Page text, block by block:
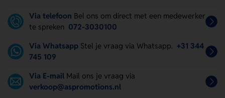
Via telefoon Bel ons om direct met een medewerker
te spreken 072-3030100
Via Whatsapp Stel je vraag via Whatsapp. +31 344
745 109
Via E-mail Mail ons je vraag via
verkoop@aspromotions.nl